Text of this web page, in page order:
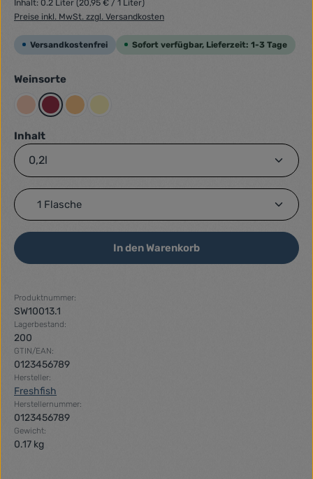
Inhalt: 0.2 Liter (20,95 € / 1 Liter)
Preise inkl. MwSt. zzgl. Versandkosten
Versandkostenfrei Sofort verfügbar, Lieferzeit: 1-3 Tage
Weinsorteauswählen
RoséRot Rotweiß
Weiß
Inhaltauswählen
Produkt Anzahl: Gib den gewünschten Wert ein
In den Warenkorb
Produktnummer:
SW10013.1
Lagerbestand:
200
GTIN/EAN:
0123456789
Hersteller:
Freshfish
Herstellernummer:
0123456789
Gewicht:
0.17 kg